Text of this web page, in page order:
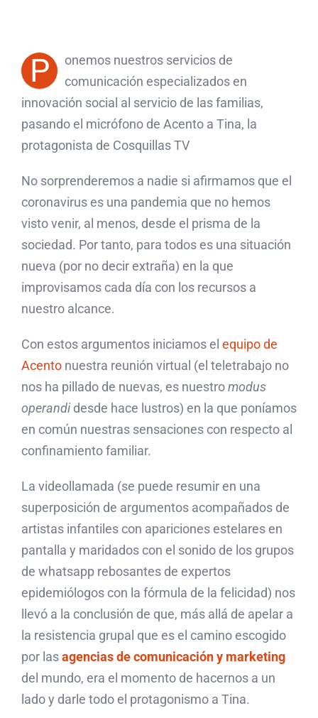
P
onemos nuestros servicios de
comunicación especializados en
innovación social al servicio de las familias,
pasando el micrófono de Acento a Tina, la
protagonista de Cosquillas TV
No sorprenderemos a nadie si afirmamos que el
coronavirus es una pandemia que no hemos
visto venir, al menos, desde el prisma de la
sociedad. Por tanto, para todos es una situación
nueva (por no decir extraña) en la que
improvisamos cada día con los recursos a
nuestro alcance.
Con estos argumentos iniciamos el equipo de
Acento nuestra reunión virtual (el teletrabajo no
nos ha pillado de nuevas, es nuestromodus
operandi desde hace lustros) en la que poníamos
en común nuestras sensaciones con respecto al
confinamiento familiar.
La videollamada (se puede resumir en una
superposición de argumentos acompañados de
artistas infantiles con apariciones estelares en
pantalla y maridados con el sonido de los grupos
de whatsapp rebosantes de expertos
epidemiólogos con la fórmula de la felicidad) nos
llevó a la conclusión de que, más allá de apelar a
la resistencia grupal que es el camino escogido
por lasagencias de comunicación y marketing
del mundo, era el momento de hacernos a un
lado y darle todo el protagonismo a Tina.